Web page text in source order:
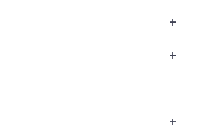
+
+
+